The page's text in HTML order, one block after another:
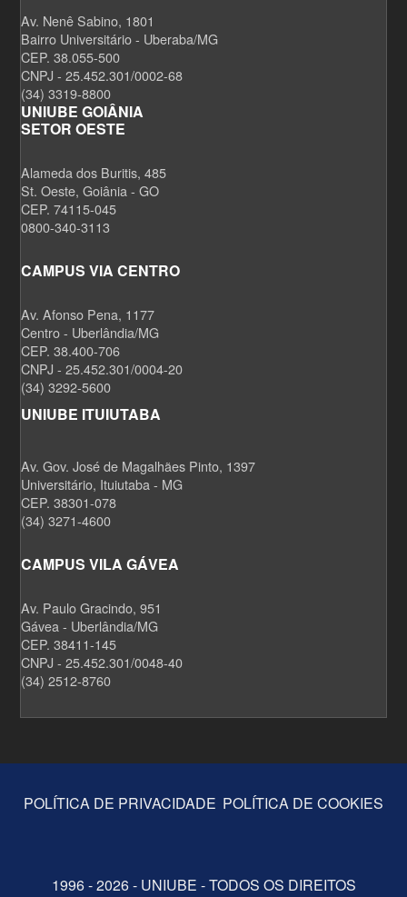
Av. Nenê Sabino, 1801
Bairro Universitário - Uberaba/MG
CEP. 38.055-500
CNPJ - 25.452.301/0002-68
(34) 3319-8800
UNIUBE GOIÂNIA
SETOR OESTE
Alameda dos Buritis, 485
St. Oeste, Goiânia - GO
CEP. 74115-045
0800-340-3113
CAMPUS VIA CENTRO
Av. Afonso Pena, 1177
Centro - Uberlândia/MG
CEP. 38.400-706
CNPJ - 25.452.301/0004-20
(34) 3292-5600
UNIUBE ITUIUTABA
Av. Gov. José de Magalhães Pinto, 1397
Universitário, Ituiutaba - MG
CEP. 38301-078
(34) 3271-4600
CAMPUS VILA GÁVEA
Av. Paulo Gracindo, 951
Gávea - Uberlândia/MG
CEP. 38411-145
CNPJ - 25.452.301/0048-40
(34) 2512-8760
POLÍTICA DE PRIVACIDADE POLÍTICA DE COOKIES
1996 - 2026 - UNIUBE - TODOS OS DIREITOS